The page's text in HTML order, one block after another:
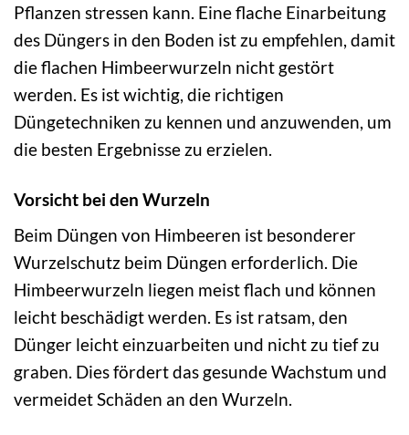
Pflanzen stressen kann. Eine flache Einarbeitung
des Düngers in den Boden ist zu empfehlen, damit
die flachen Himbeerwurzeln nicht gestört
werden. Es ist wichtig, die richtigen
Düngetechniken zu kennen und anzuwenden, um
die besten Ergebnisse zu erzielen.
Vorsicht bei den Wurzeln
Beim Düngen von Himbeeren ist besonderer
Wurzelschutz beim Düngen erforderlich. Die
Himbeerwurzeln liegen meist flach und können
leicht beschädigt werden. Es ist ratsam, den
Dünger leicht einzuarbeiten und nicht zu tief zu
graben. Dies fördert das gesunde Wachstum und
vermeidet Schäden an den Wurzeln.